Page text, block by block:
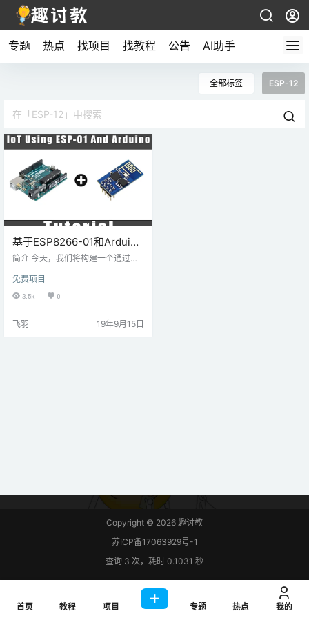
专题 热点 找项目 找教程 公告 AI助手
全部标签 ESP-12
基于ESP8266-01和Arduino
的物联网实例
简介 今天，我们将构建一个通过网
ifi远程控制他/她的设备。我们将通
过ESP8266-01 wifi模块以及Arduin
吧！ 步骤一 材料准备 硬件准备： ar
免费项目
3.5k 0
飞羽 19年9月15日
Copyright © 2026 趣讨教
苏ICP备17063929号-1
查询 3 次，耗时 0.1031 秒
首页 教程 项目 专题 热点 我的